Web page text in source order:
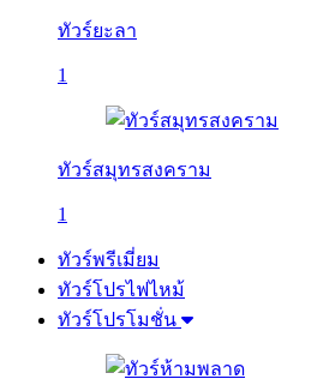
ทัวร์ยะลา
1
ทัวร์สมุทรสงคราม
1
ทัวร์พรีเมี่ยม
ทัวร์โปรไฟไหม้
ทัวร์โปรโมชั่น